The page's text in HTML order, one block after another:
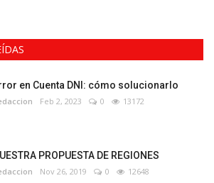
en Cuenta DNI: cómo solucionarlo
Feb 2, 2023 0 13172
PROPUESTA DE REGIONES
Nov 26, 2019 0 12648